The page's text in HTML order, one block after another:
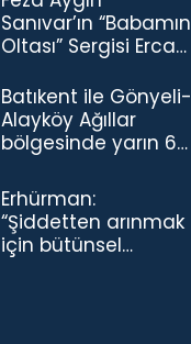
Sanıvar’ın “Babamın
Oltası” Sergisi Ercan
Açıldı
Batıkent ile Gönyeli-
Alayköy Ağıllar
bölgesinde yarın 6
kesintisi…
Erhürman:
“Şiddetten arınmak
için bütünsel